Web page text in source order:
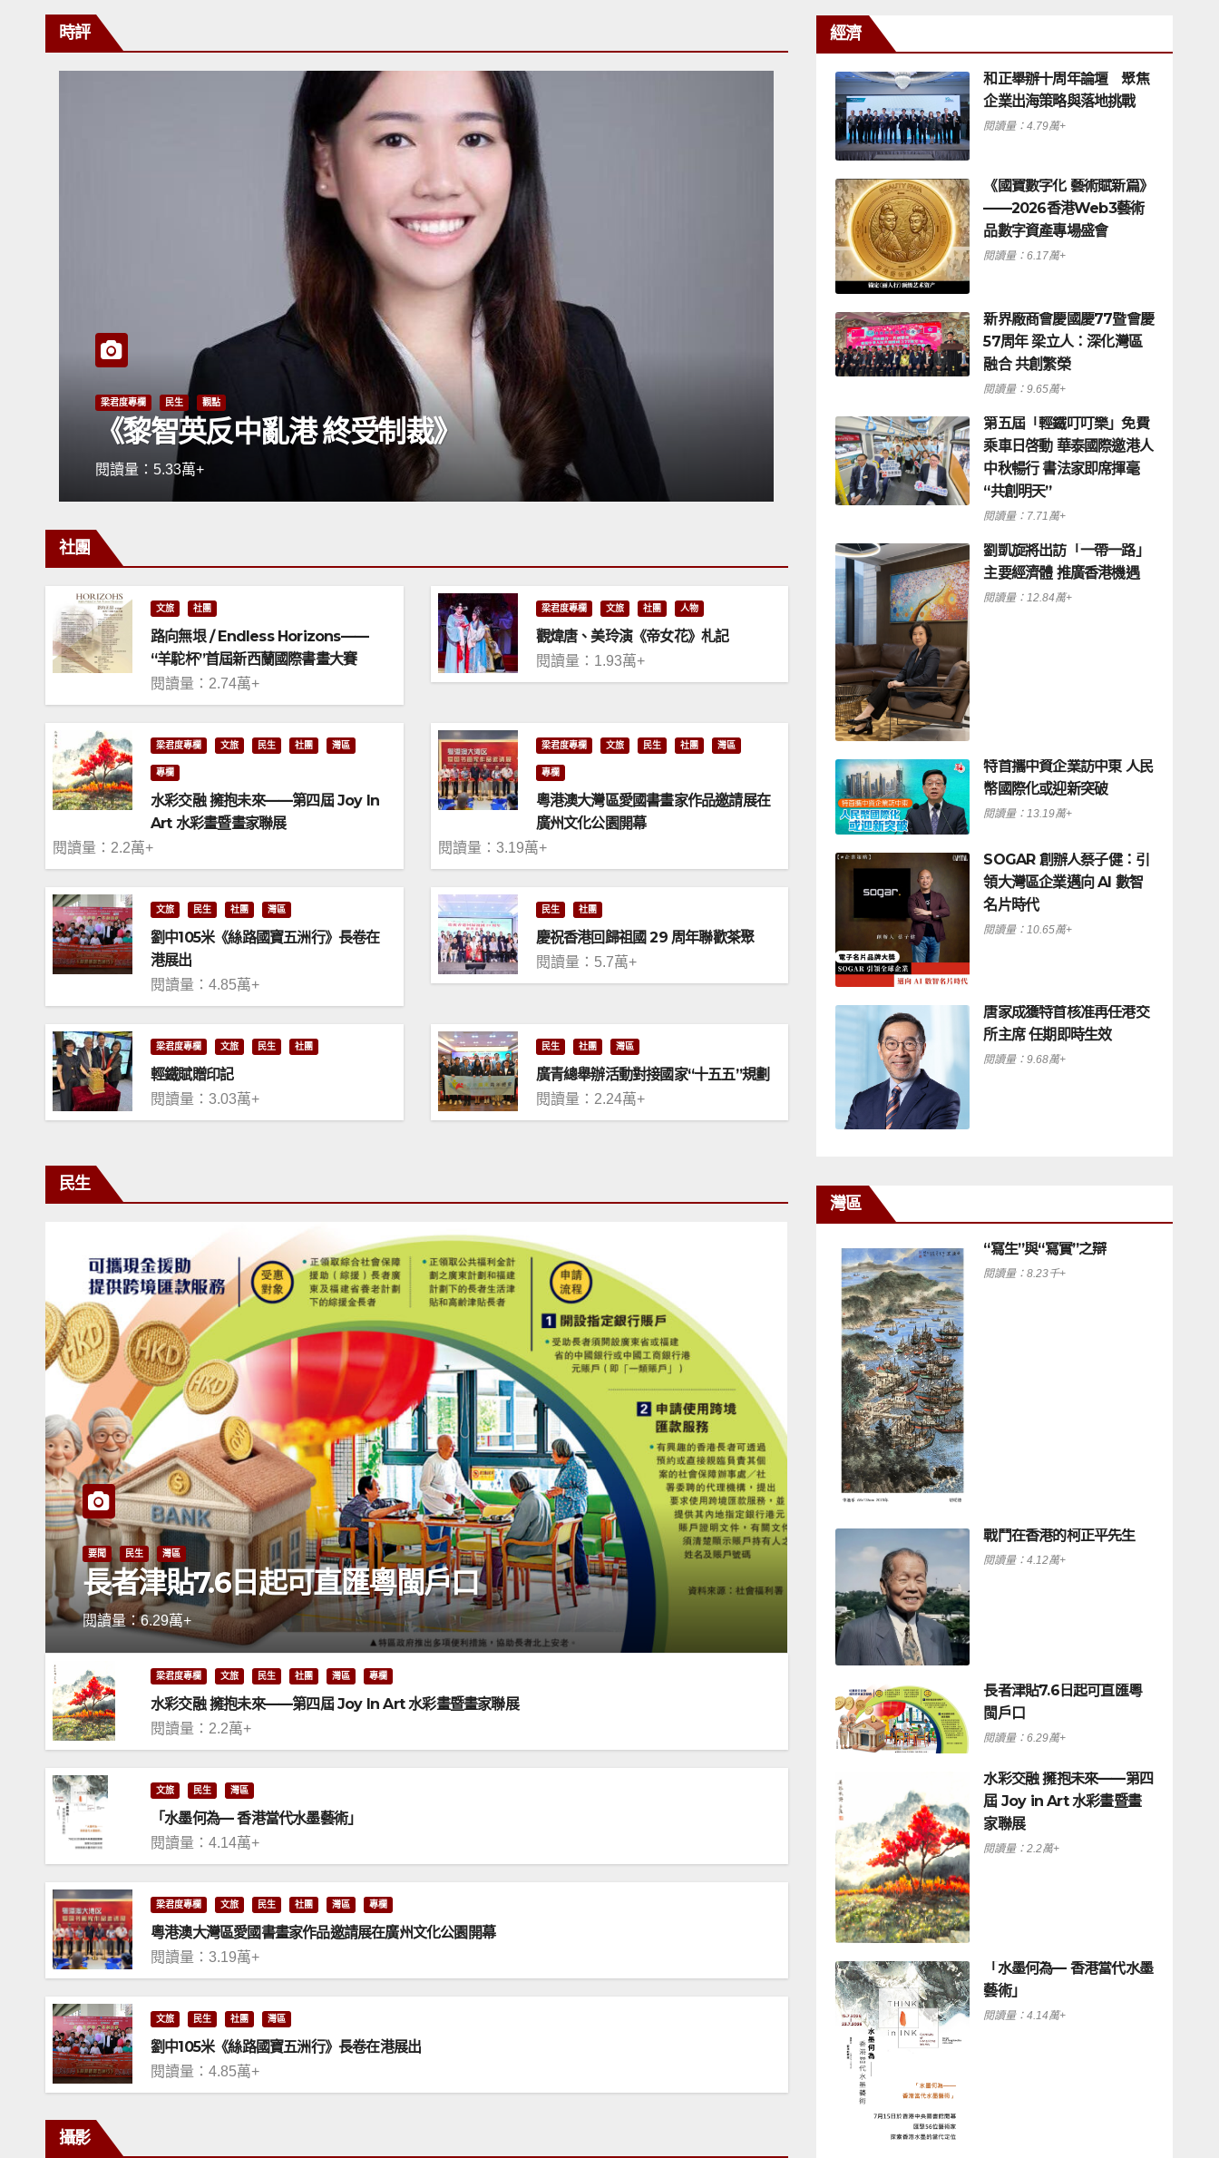
時評
觀點
《今日中國（四）》
閱讀量：8.3萬+
《今日中國（三）》
閱讀量：5.45萬+
社團
文旅 社團
路向無垠 / Endless Horizons——
“羊駝杯”首屆新西蘭國際書畫大賽
閱讀量：2.74萬+
梁君度專欄 文旅 社團 人物
觀煒唐、美玲演《帝女花》札記
閱讀量：1.93萬+
梁君度專欄 文旅 民生 社團 灣區
專欄
水彩交融 擁抱未來——第四屆 Joy In
Art 水彩畫暨畫家聯展
閱讀量：2.2萬+
梁君度專欄 文旅 民生 社團 灣區
專欄
粵港澳大灣區愛國書畫家作品邀請展在
廣州文化公園開幕
閱讀量：3.19萬+
文旅 民生 社團 灣區
劉中105米《絲路國寶五洲行》長卷在
港展出
閱讀量：4.85萬+
民生 社團
慶祝香港回歸祖國 29 周年聯歡茶聚
閱讀量：5.7萬+
梁君度專欄 文旅 民生 社團
輕鐵賦贈印記
閱讀量：3.03萬+
民生 社團 灣區
廣青總舉辦活動對接國家“十五五”規劃
閱讀量：2.24萬+
民生
要聞 民生 灣區
長者津貼7.6日起可直匯粵閩戶口
閱讀量：6.29萬+
梁君度專欄 文旅 民生 社團 灣區 專欄
水彩交融 擁抱未來——第四屆 Joy In Art 水彩畫暨畫家聯展
閱讀量：2.2萬+
文旅 民生 灣區
「水墨何為— 香港當代水墨藝術」
閱讀量：4.14萬+
梁君度專欄 文旅 民生 社團 灣區 專欄
粵港澳大灣區愛國書畫家作品邀請展在廣州文化公園開幕
閱讀量：3.19萬+
文旅 民生 社團 灣區
劉中105米《絲路國寶五洲行》長卷在港展出
閱讀量：4.85萬+
攝影
經濟
和正舉辦十周年論壇 聚焦
企業出海策略與落地挑戰
閱讀量：4.79萬+
《國寶數字化 藝術賦新篇》
——2026香港Web3藝術
品數字資產專場盛會
閱讀量：6.17萬+
新界廠商會慶國慶77暨會慶
57周年 梁立人：深化灣區
融合 共創繁榮
閱讀量：9.65萬+
第五屆「輕鐵叮叮樂」免費
乘車日啓動 華泰國際邀港人
中秋暢行 書法家即席揮毫
“共創明天”
閱讀量：7.71萬+
劉凱旋將出訪「一帶一路」
主要經濟體 推廣香港機遇
閱讀量：12.84萬+
特首攜中資企業訪中東 人民
幣國際化或迎新突破
閱讀量：13.19萬+
SOGAR 創辦人蔡子健：引
領大灣區企業邁向 AI 數智
名片時代
閱讀量：10.65萬+
唐家成獲特首核准再任港交
所主席 任期即時生效
閱讀量：9.68萬+
灣區
“寫生”與“寫實”之辯
閱讀量：8.23千+
戰鬥在香港的柯正平先生
閱讀量：4.12萬+
長者津貼7.6日起可直匯粵
閩戶口
閱讀量：6.29萬+
水彩交融 擁抱未來——第四
屆 Joy in Art 水彩畫暨畫
家聯展
閱讀量：2.2萬+
「水墨何為— 香港當代水墨
藝術」
閱讀量：4.14萬+